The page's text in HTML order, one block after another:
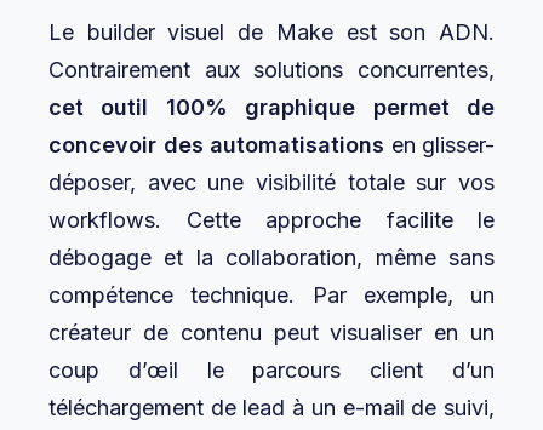
Le builder visuel de Make est son ADN.
Contrairement aux solutions concurrentes,
cet outil 100% graphique permet de
concevoir des automatisations en glisser-
déposer, avec une visibilité totale sur vos
workflows. Cette approche facilite le
débogage et la collaboration, même sans
compétence technique. Par exemple, un
créateur de contenu peut visualiser en un
coup d’œil le parcours client d’un
téléchargement de lead à un e-mail de suivi,